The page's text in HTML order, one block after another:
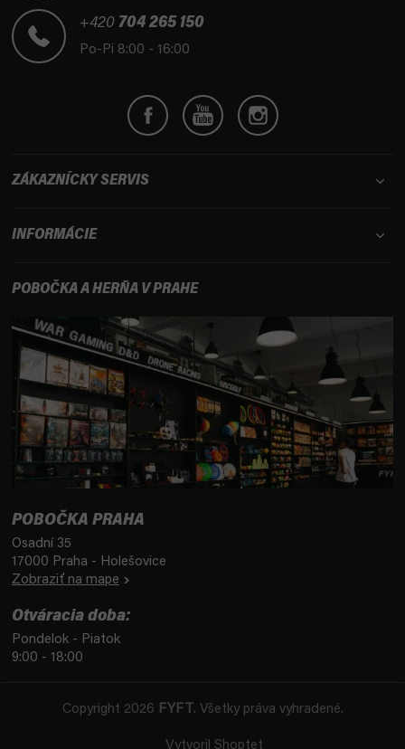
+420 704 265 150
Po-Pi 8:00 - 16:00
ZÁKAZNÍCKY SERVIS
INFORMÁCIE
POBOČKA A HERŇA V PRAHE
POBOČKA PRAHA
Osadní 35
17000 Praha - Holešovice
Zobraziť na mape
Otváracia doba:
Pondelok - Piatok
9:00 - 18:00
Vytvoril Shoptet
Copyright 2026 FYFT . Všetky práva vyhradené.